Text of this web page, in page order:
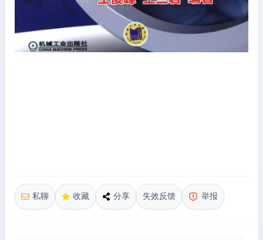
私聊 收藏 分享 失效反馈 举报